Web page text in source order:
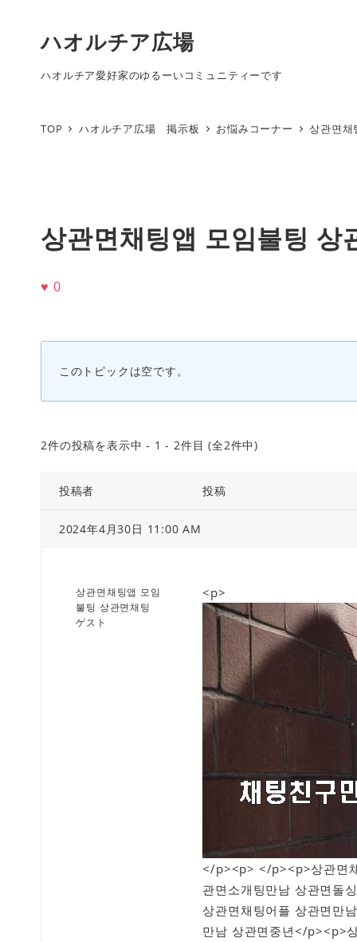
ハオルチア広場
ハオルチア愛好家のゆるーいコミュニティーです
TOP ハオルチア広場 掲示板 お悩みコーナー 상관면채
상관면채팅앱 모임불팅 상
♥ 0
このトピックは空です。
2件の投稿を表示中 - 1 - 2件目 (全2件中)
投稿者 投稿
2024年4月30日 11:00 AM
상관면채팅앱 모임
불팅 상관면채팅
ゲスト
<p>
</p><p> </p><p>상관면
관면소개팅만남 상관면돌
상관면채팅어플 상관면만
만남 상관면중년</p><p>